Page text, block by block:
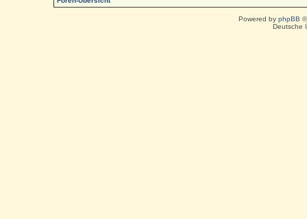
Powered by phpBB
Deutsche